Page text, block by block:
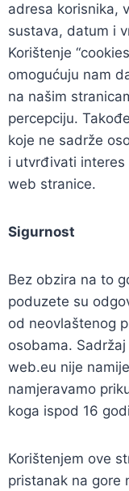
adresa korisnika,
sustava, datum i
Korištenje
omogućuju nam
na našim
percepciju.
koje ne sadrže
i utvrđivati interes
web stranice.
Sigurnost
Bez obzira na to
poduzete su
od neovlaštenog
osobama.
web.eu nije
namjeravamo
koga ispod 16
Korištenjem ove
pristanak na gore